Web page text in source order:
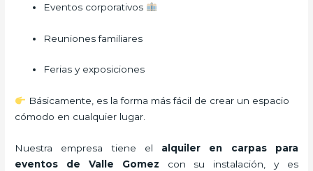
Eventos corporativos
Reuniones familiares
Ferias y exposiciones
Básicamente, es la forma más fácil de crear un espacio
cómodo en cualquier lugar.
Nuestra empresa tiene el alquiler en carpas para
eventos de Valle Gomez con su instalación, y es